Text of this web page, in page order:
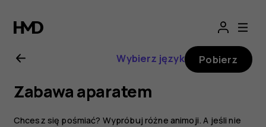
Nokia
8.1
—
instrukcja
Wybierz język Pobierz
Zabawa aparatem
Chcesz się pośmiać? Wypróbuj różne animoji. A jeśli nie